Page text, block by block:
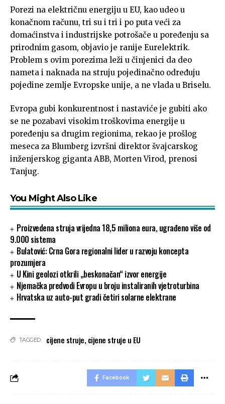
Porezi na električnu energiju u EU, kao udeo u
konačnom računu, tri su i tri i po puta veći za
domaćinstva i industrijske potrošače u poređenju sa
prirodnim gasom, objavio je ranije Eurelektrik.
Problem s ovim porezima leži u činjenici da deo
nameta i naknada na struju pojedinačno određuju
pojedine zemlje Evropske unije, a ne vlada u Briselu.
Evropa gubi konkurentnost i nastaviće je gubiti ako
se ne pozabavi visokim troškovima energije u
poređenju sa drugim regionima, rekao je prošlog
meseca za Blumberg izvršni direktor švajcarskog
inženjerskog giganta ABB, Morten Virod, prenosi
Tanjug.
You Might Also Like
Proizvedena struja vrijedna 18,5 miliona eura, ugrađeno više od
9.000 sistema
Bulatović: Crna Gora regionalni lider u razvoju koncepta
prozumjera
U Kini geolozi otkrili „beskonačan“ izvor energije
Njemačka predvodi Evropu u broju instaliranih vjetroturbina
Hrvatska uz auto-put gradi četiri solarne elektrane
TAGGED: cijene struje, cijene struje u EU
Facebook